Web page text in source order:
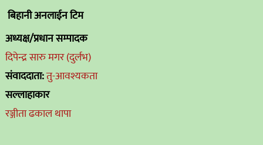
बिहानी अनलाईन टिम
अध्यक्ष/प्रधान सम्पादक
दिपेन्द्र सारु मगर (दुर्लभ)
संवाददाता:तु-आवश्यकता
सल्लाहाकार
रञ्जीता ढकाल थापा